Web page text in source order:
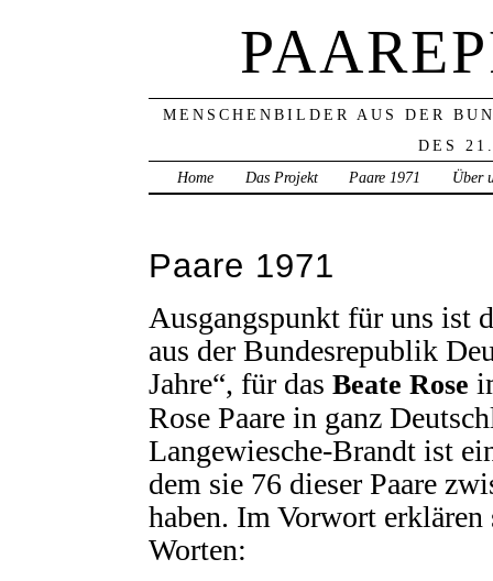
MENSCHENBILDER AUS DER
DES
Home
Das Projekt Paare 1971 Über
Paare 1971
Ausgangspunkt für uns ist
aus der Bundesrepublik
Jahre“, für das Beate Rose
Rose Paare in ganz
Langewiesche-Brandt ist
dem sie 76 dieser Paare
haben. Im Vorwort
Worten: